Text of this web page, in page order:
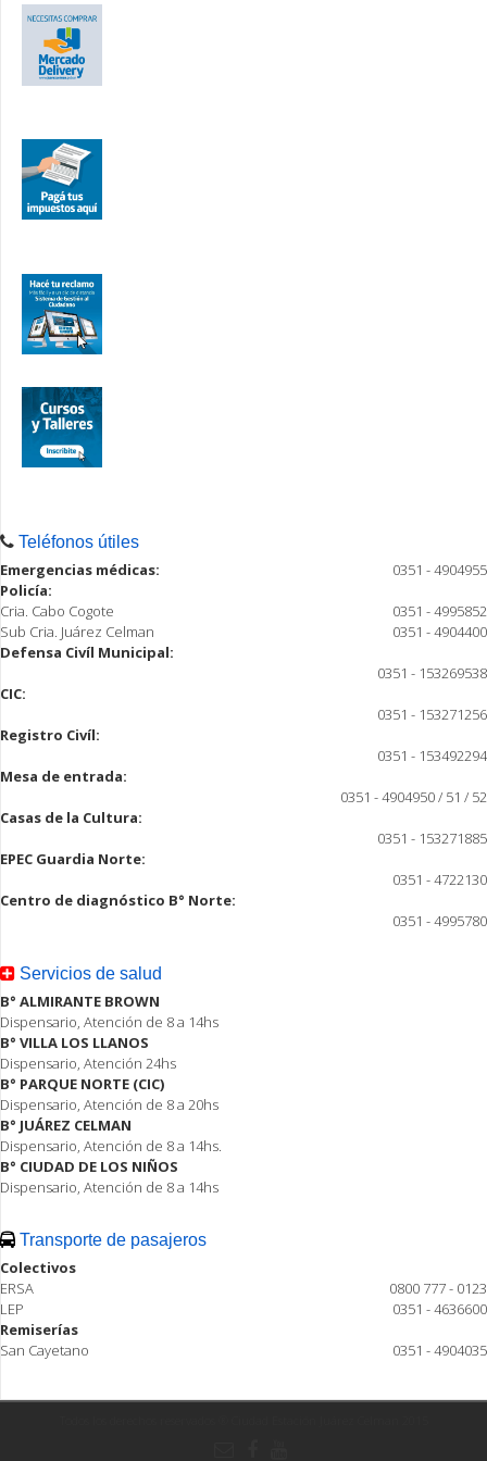
Teléfonos útiles
Emergencias médicas:
0351 - 4904955
Policía:
Cria. Cabo Cogote
0351 - 4995852
Sub Cria. Juárez Celman
0351 - 4904400
Defensa Civíl Municipal:
0351 - 153269538
CIC:
0351 - 153271256
Registro Civíl:
0351 - 153492294
Mesa de entrada:
0351 - 4904950 / 51 / 52
Casas de la Cultura:
0351 - 153271885
EPEC Guardia Norte:
0351 - 4722130
Centro de diagnóstico B° Norte:
0351 - 4995780
Servicios de salud
B° ALMIRANTE BROWN
Dispensario, Atención de 8 a 14hs
B° VILLA LOS LLANOS
Dispensario, Atención 24hs
B° PARQUE NORTE (CIC)
Dispensario, Atención de 8 a 20hs
B° JUÁREZ CELMAN
Dispensario, Atención de 8 a 14hs.
B° CIUDAD DE LOS NIÑOS
Dispensario, Atención de 8 a 14hs
Transporte de pasajeros
Colectivos
ERSA
0800 777 - 0123
LEP
0351 - 4636600
Remiserías
San Cayetano
0351 - 4904035